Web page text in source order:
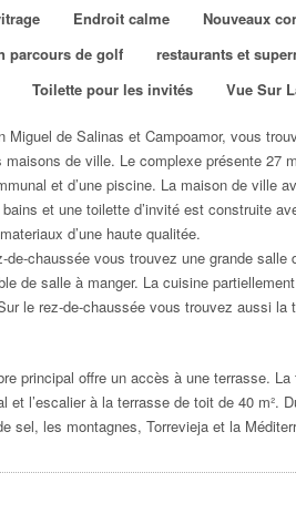
Endroit calme
Nouveaux
parcours de golf
restaurants et
Toilette pour les invités Vue Sur
Miguel de Salinas et Campoamor, vous
maisons de ville. Le complexe présente 27
et d’une piscine. La maison de ville
et une toilette d’invité est construite
d’une haute qualitée.
de-chaussée vous trouvez une grande salle
de salle à manger. La cuisine
le rez-de-chaussée vous trouvez aussi la
principal offre un accès à une terrasse.
et l’escalier à la terrasse de toit de 40 m².
sel, les montagnes, Torrevieja et la